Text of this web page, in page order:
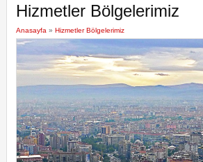
Hizmetler Bölgelerimiz
Anasayfa » Hizmetler Bölgelerimiz